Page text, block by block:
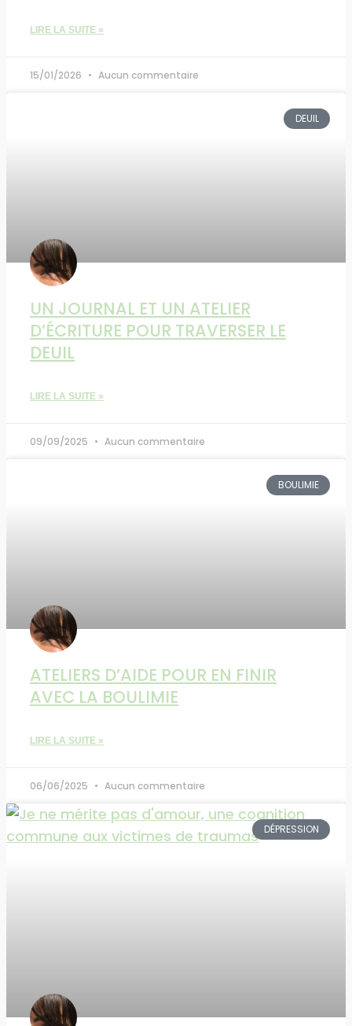
LIRE LA SUITE »
15/01/2026 Aucun commentaire
DEUIL
UN JOURNAL ET UN ATELIER
D’ÉCRITURE POUR TRAVERSER LE
DEUIL
LIRE LA SUITE »
09/09/2025 Aucun commentaire
BOULIMIE
ATELIERS D’AIDE POUR EN FINIR
AVEC LA BOULIMIE
LIRE LA SUITE »
06/06/2025 Aucun commentaire
DÉPRESSION